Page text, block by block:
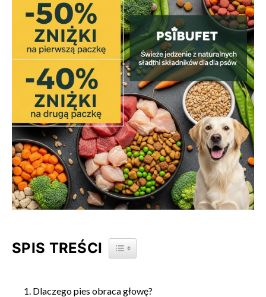
SPIS TREŚCI TOGGLE TABLE OF CONTENT
Dlaczego pies obraca głowę?